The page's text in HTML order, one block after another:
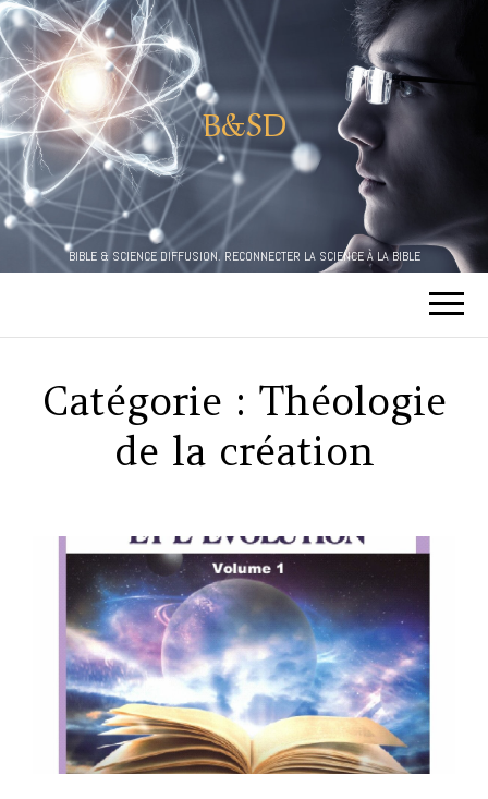
B&SD
BIBLE & SCIENCE DIFFUSION. RECONNECTER LA SCIENCE À LA BIBLE
Catégorie : Théologie
de la création